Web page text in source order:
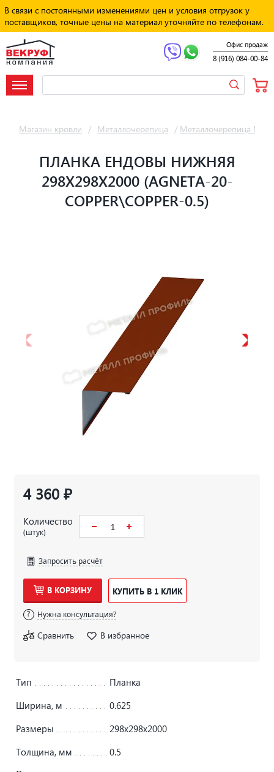
В связи с постоянными изменениями цен и условия отгрузок у
поставщиков, точные цены на материал уточняйте по телефонам.
Офис продаж
8 (916) 084-00-84
Магазин кровли / Металлочерепица / Металлочерепица
ПЛАНКА ЕНДОВЫ НИЖНЯЯ
298Х298Х2000 (AGNETA-20-
COPPER\COPPER-0.5)
4 360 ₽
Количество
(штук)
Запросить расчёт
В КОРЗИНУ КУПИТЬ В 1 КЛИК
Нужна консультация?
Сравнить В избранное
Тип
Планка
Ширина, м
0.625
Размеры
298х298х2000
Толщина, мм
0.5